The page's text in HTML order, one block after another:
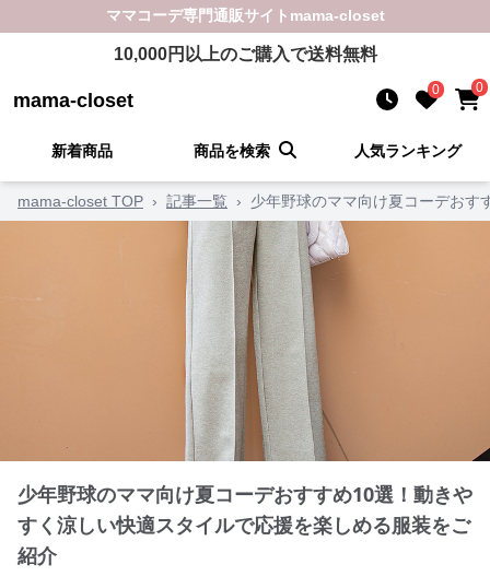
ママコーデ専門通販サイト mama-closet
10,000円以上のご購入で送料無料
mama-closet 0 0
新着商品 商品を検索 人気ランキング
mama-closet TOP › 記事一覧 › 少年野球のママ向け夏コーデおす
少年野球のママ向け夏コーデおすすめ10選！動きや
すく涼しい快適スタイルで応援を楽しめる服装をご
紹介